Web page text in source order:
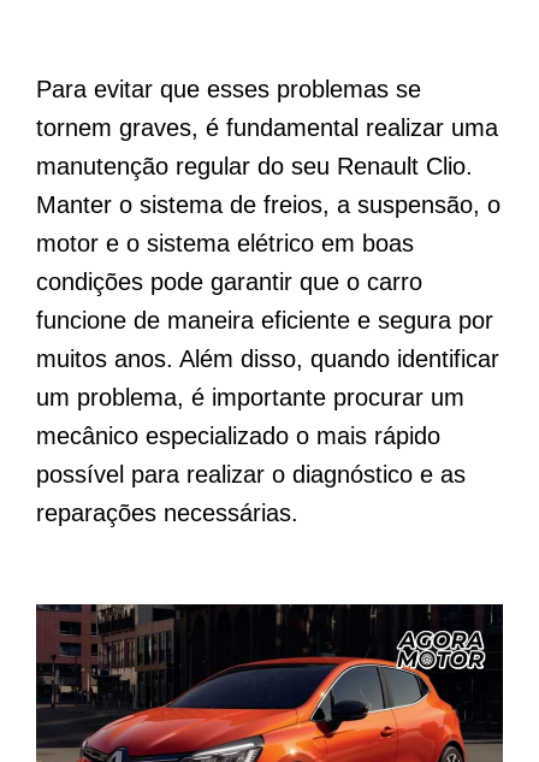
Para evitar que esses problemas se
tornem graves, é fundamental realizar uma
manutenção regular do seu Renault Clio.
Manter o sistema de freios, a suspensão, o
motor e o sistema elétrico em boas
condições pode garantir que o carro
funcione de maneira eficiente e segura por
muitos anos. Além disso, quando identificar
um problema, é importante procurar um
mecânico especializado o mais rápido
possível para realizar o diagnóstico e as
reparações necessárias.